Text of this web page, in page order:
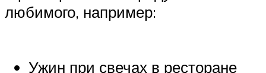
любимого, например:
Ужин при свечах в ресторане